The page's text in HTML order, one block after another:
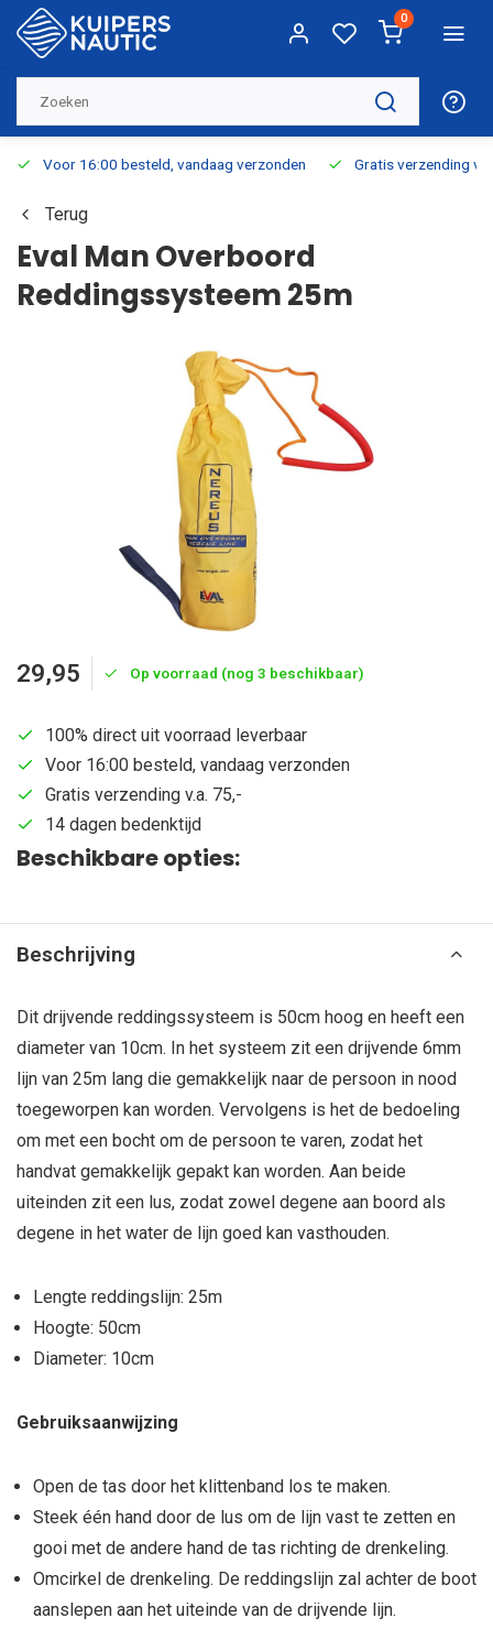
0
Voor 16:00 besteld, vandaag verzonden Gratis verzending
Terug
Eval Man Overboord
Reddingssysteem 25m
29,95 Op voorraad (nog 3 beschikbaar)
100% direct uit voorraad leverbaar
Voor 16:00 besteld, vandaag verzonden
Gratis verzending v.a. 75,-
14 dagen bedenktijd
Beschikbare opties:
Beschrijving
Dit drijvende reddingssysteem is 50cm hoog en heeft een
diameter van 10cm. In het systeem zit een drijvende 6mm
lijn van 25m lang die gemakkelijk naar de persoon in nood
toegeworpen kan worden. Vervolgens is het de bedoeling
om met een bocht om de persoon te varen, zodat het
handvat gemakkelijk gepakt kan worden. Aan beide
uiteinden zit een lus, zodat zowel degene aan boord als
degene in het water de lijn goed kan vasthouden.
Lengte reddingslijn: 25m
Hoogte: 50cm
Diameter: 10cm
Gebruiksaanwijzing
Open de tas door het klittenband los te maken.
Steek één hand door de lus om de lijn vast te zetten en
gooi met de andere hand de tas richting de drenkeling.
Omcirkel de drenkeling. De reddingslijn zal achter de boot
aanslepen aan het uiteinde van de drijvende lijn.